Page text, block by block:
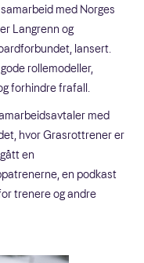
med Norges
Langrenn og
lansert.
rollemodeller,
forhindre frafall.
med
hvor Grasrottrener er
en
en podkast
trenere og andre